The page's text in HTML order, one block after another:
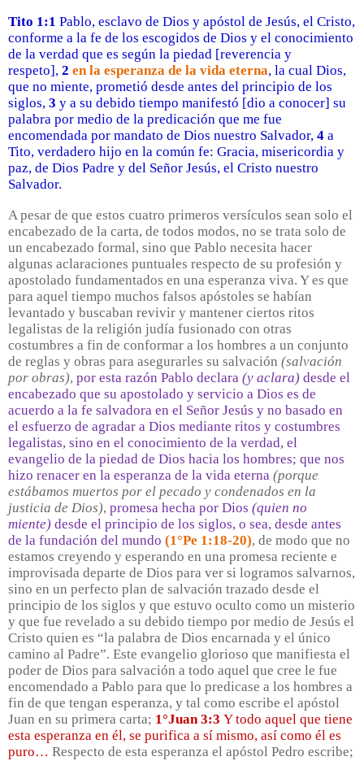
Tito 1:1 Pablo, esclavo de Dios y apóstol de Jesús, el Cristo,
conforme a la fe de los escogidos de Dios y el conocimiento
de la verdad que es según la piedad [reverencia y
respeto], 2 en la esperanza de la vida eterna, la cual Dios,
que no miente, prometió desde antes del principio de los
siglos, 3 y a su debido tiempo manifestó [dio a conocer] su
palabra por medio de la predicación que me fue
encomendada por mandato de Dios nuestro Salvador, 4 a
Tito, verdadero hijo en la común fe: Gracia, misericordia y
paz, de Dios Padre y del Señor Jesús, el Cristo nuestro
Salvador.
A pesar de que estos cuatro primeros versículos sean solo el
encabezado de la carta, de todos modos, no se trata solo de
un encabezado formal, sino que Pablo necesita hacer
algunas aclaraciones puntuales respecto de su profesión y
apostolado fundamentados en una esperanza viva. Y es que
para aquel tiempo muchos falsos apóstoles se habían
levantado y buscaban revivir y mantener ciertos ritos
legalistas de la religión judía fusionado con otras
costumbres a fin de conformar a los hombres a un conjunto
de reglas y obras para asegurarles su salvación (salvación
por obras), por esta razón Pablo declara (y aclara) desde el
encabezado que su apostolado y servicio a Dios es de
acuerdo a la fe salvadora en el Señor Jesús y no basado en
el esfuerzo de agradar a Dios mediante ritos y costumbres
legalistas, sino en el conocimiento de la verdad, el
evangelio de la piedad de Dios hacia los hombres; que nos
hizo renacer en la esperanza de la vida eterna (porque
estábamos muertos por el pecado y condenados en la
justicia de Dios), promesa hecha por Dios (quien no
miente) desde el principio de los siglos, o sea, desde antes
de la fundación del mundo (1°Pe 1:18-20), de modo que no
estamos creyendo y esperando en una promesa reciente e
improvisada departe de Dios para ver si logramos salvarnos,
sino en un perfecto plan de salvación trazado desde el
principio de los siglos y que estuvo oculto como un misterio
y que fue revelado a su debido tiempo por medio de Jesús el
Cristo quien es “la palabra de Dios encarnada y el único
camino al Padre”. Este evangelio glorioso que manifiesta el
poder de Dios para salvación a todo aquel que cree le fue
encomendado a Pablo para que lo predicase a los hombres a
fin de que tengan esperanza, y tal como escribe el apóstol
Juan en su primera carta; 1°Juan 3:3 Y todo aquel que tiene
esta esperanza en él, se purifica a sí mismo, así como él es
puro… Respecto de esta esperanza el apóstol Pedro escribe;